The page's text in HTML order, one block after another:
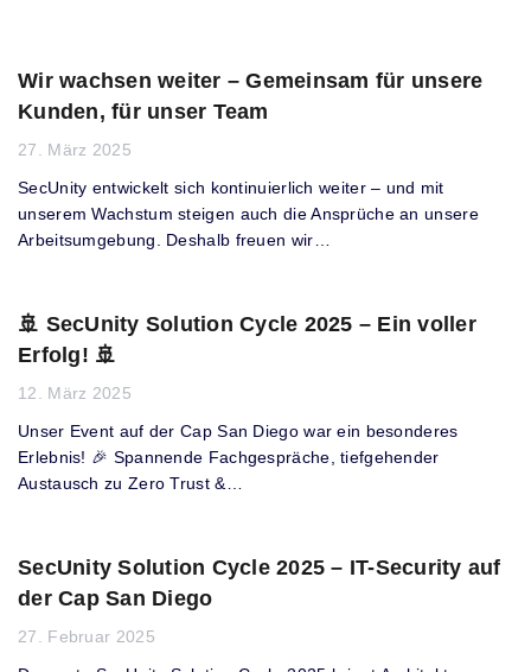
Wir wachsen weiter – Gemeinsam für unsere
Kunden, für unser Team
27. März 2025
SecUnity entwickelt sich kontinuierlich weiter – und mit
unserem Wachstum steigen auch die Ansprüche an unsere
Arbeitsumgebung. Deshalb freuen wir…
🚢 SecUnity Solution Cycle 2025 – Ein voller
Erfolg! 🚢
12. März 2025
Unser Event auf der Cap San Diego war ein besonderes
Erlebnis! 🎉 Spannende Fachgespräche, tiefgehender
Austausch zu Zero Trust &…
SecUnity Solution Cycle 2025 – IT-Security auf
der Cap San Diego
27. Februar 2025